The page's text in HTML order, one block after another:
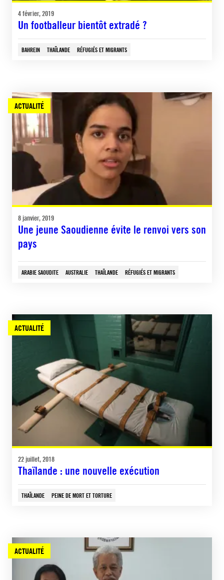
4 février, 2019
Un footballeur bientôt extradé ?
BAHREIN THAÏLANDE RÉFUGIÉS ET MIGRANTS
ACTUALITÉ
8 janvier, 2019
Une jeune Saoudienne évite le renvoi vers son
pays
ARABIE SAOUDITE AUSTRALIE THAÏLANDE RÉFUGIÉS ET MIGRANTS
ACTUALITÉ
22 juillet, 2018
Thaïlande : une nouvelle exécution
THAÏLANDE PEINE DE MORT ET TORTURE
ACTUALITÉ